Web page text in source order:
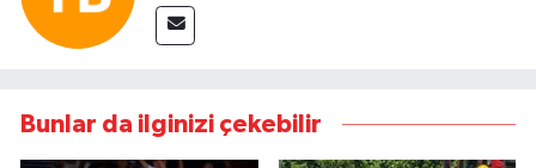
Bunlar da ilginizi çekebilir